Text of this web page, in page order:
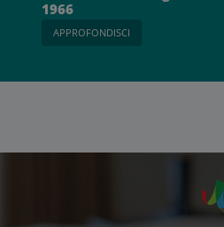
1966
APPROFONDISCI